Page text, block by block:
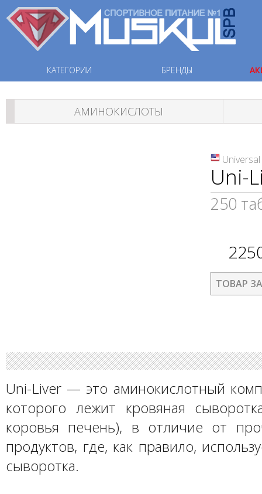
КАТЕГОРИИ БРЕНДЫ
АМИНОКИСЛОТЫ
Uni-
250
ТОВАР
Uni-Liver — это аминокислотный
которого лежит кровяная
коровья печень), в отличие от
продуктов, где, как правило,
сыворотка.